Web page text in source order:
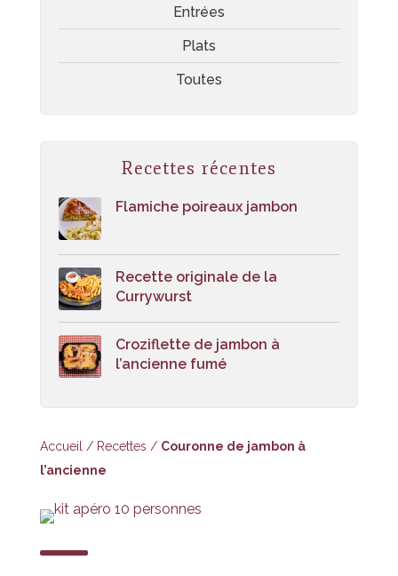
Entrées
Plats
Toutes
Recettes récentes
Flamiche poireaux jambon
Recette originale de la
Currywurst
Croziflette de jambon à
l’ancienne fumé
Accueil / Recettes / Couronne de jambon à
l’ancienne